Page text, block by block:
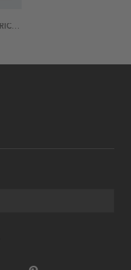
PLAKAT THE AMERICAN DREAM INVERTED